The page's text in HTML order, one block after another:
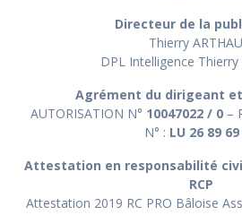
Directeur de la
Thierry
DPL Intelligence Thierry
Agrément du dirigeant
AUTORISATION N° 10047022 / 0–
N° : LU 26 89 69
Attestation en responsabilité
RCP
Attestation 2019 RC PRO Bâloise